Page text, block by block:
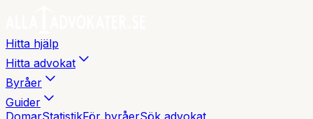
Hitta hjälp
Hitta advokat
Byråer
Guider
DomarStatistikFör byråerSök advokat